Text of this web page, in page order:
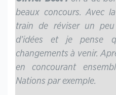
beaux concours. Avec
train de réviser un
d’idées et je pense
changements à venir.
en concourant
Nations par exemple.